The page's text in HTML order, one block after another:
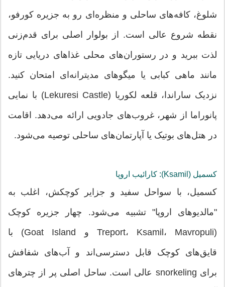
شلوغ، کافه‌های ساحلی و منظره‌ای رو به جزیره کورفو،
نقطه شروع عالی است. از بولوار اصلی برای قدم‌زنی
لذت ببرید و در رستوران‌های محلی غذاهای دریایی تازه
مانند ماهی کبابی یا میگوهای مدیترانه‌ای امتحان کنید.
نزدیک ساراندا، قلعه لکوریا (Lekuresi Castle) با نمایی
پانوراما از شهر، غروب‌های جادویی ارائه می‌دهد. اقامت
در هتل‌های بوتیک یا آپارتمان‌های ساحلی توصیه می‌شود.
کسمیل (Ksamil): کارائیب اروپا
کسمیل، با سواحل سفید و جزایر کوچکش، اغلب به
"مالدیوهای اروپا" تشبیه می‌شود. چهار جزیره کوچک
(Treport، Ksamil، Mavropuli و Goat Island) با
قایق‌های کوچک قابل دسترسی‌اند و آب‌های شفافش
برای snorkeling عالی است. ساحل اصلی پر از چترهای